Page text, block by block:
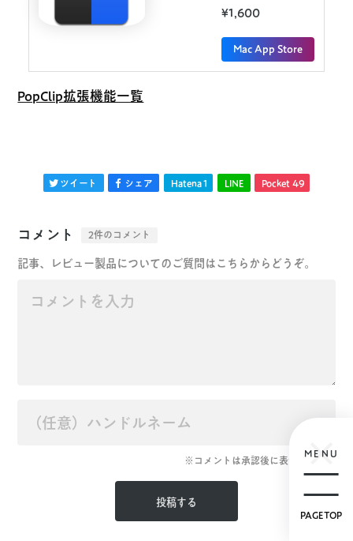
¥1,600
Mac App Store
PopClip拡張機能一覧
ツイート シェア Hatena1 LINE Pocket 49
コメント 2件のコメント
記事、レビュー製品についてのご質問はこちらからどうぞ。
※コメントは承認後に表示されます
MENU
PAGETOP